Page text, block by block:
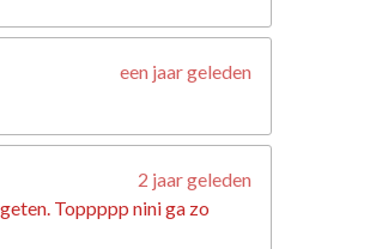
een jaar geleden
2 jaar geleden
Toppppp nini ga zo